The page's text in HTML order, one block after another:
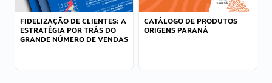
FIDELIZAÇÃO DE CLIENTES: A
ESTRATÉGIA POR TRÁS DO
GRANDE NÚMERO DE VENDAS
CATÁLOGO DE PRODUTOS
ORIGENS PARANÁ